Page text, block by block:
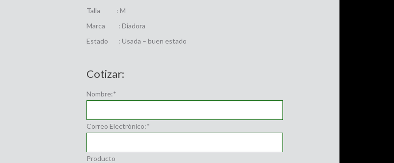
Talla : M
Marca : Diadora
Estado : Usada – buen estado
Cotizar:
Nombre:*
Correo Electrónico:*
Producto